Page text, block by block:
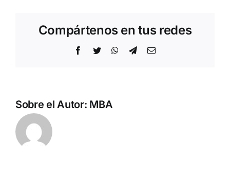
Compártenos en tus redes
Facebook
Twitter WhatsApp
TelegramCorreo
Sobre el Autor: MBA